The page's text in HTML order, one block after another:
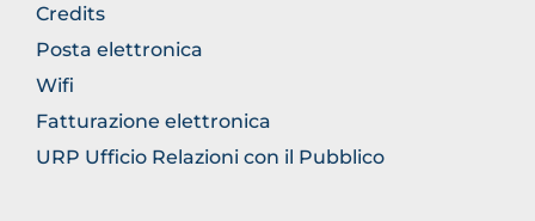
BROWSE
THE
SECTION
Credits
Posta elettronica
Wifi
Fatturazione elettronica
URP Ufficio Relazioni con il Pubblico